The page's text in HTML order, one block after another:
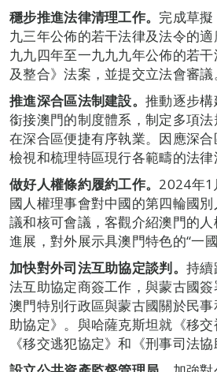
穩步推進法律清理工作。 完成草
九三年公佈的若干法律及法令的
九九四年至一九九九年公佈的若
及整合》法案，並提交立法會審議
推進深合區法制建設。 推動逐步
銜接澳門的制度體系，制定多項
在深合區便捷有序執業。因應深
檢視和梳理特區現行各範疇的法律
做好人權條約履約工作。 2024年1
國人權理事會對中國的第四輪國
議和核可會議，客觀介紹澳門的
進展，對外展示具澳門特色的“一國
加快對外司法互助協定談判。 持續
法互助協定商簽工作，與蒙古國
澳門特別行政區與蒙古國關於民
助協定》。與哈薩克斯坦就《移交
《移交逃犯協定》和《刑事司法協